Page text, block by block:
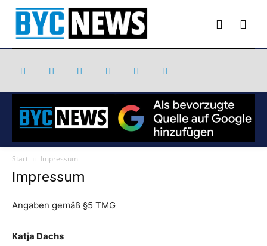
Start Impressum
Impressum
Angaben gemäß §5 TMG
Katja Dachs